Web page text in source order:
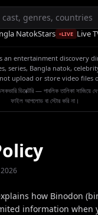
NatokStars LIVE Live
entertainment discovery
series, Bangla natok,
upload or store video files
ডিরেক্টরি — পাবলিক তালিকা সাজিয়ে
ফাইল আপলোড বা স্টোর করি না।
how Binodon
information when